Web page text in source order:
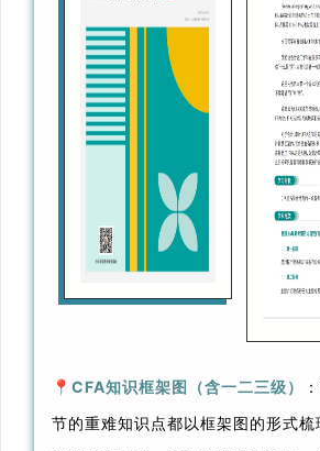
📍 CFA知识框架图（含一二三级）
节的重难知识点都以框架图的形式梳